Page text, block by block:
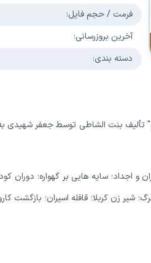
فرمت / حجم فایل:
آخرین بروزرسانی:
دسته بندی:
تألیف بنت الشاطی توسط جعفر شهیدی
سایه هایی بر گهواره؛ دوران
شیر زن کربلا؛ قافله اسیران؛ بازگشت